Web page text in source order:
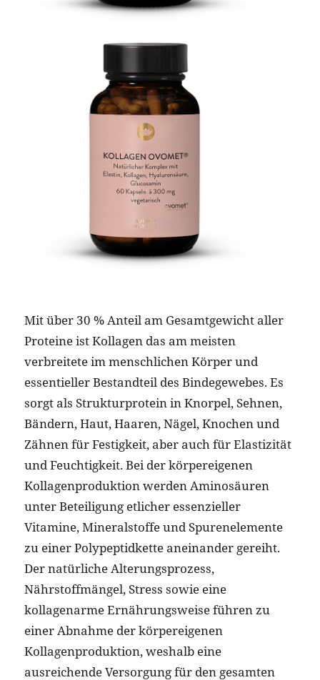
Mit über 30 % Anteil am Gesamtgewicht aller
Proteine ist Kollagen das am meisten
verbreitete im menschlichen Körper und
essentieller Bestandteil des Bindegewebes. Es
sorgt als Strukturprotein in Knorpel, Sehnen,
Bändern, Haut, Haaren, Nägel, Knochen und
Zähnen für Festigkeit, aber auch für Elastizität
und Feuchtigkeit. Bei der körpereigenen
Kollagenproduktion werden Aminosäuren
unter Beteiligung etlicher essenzieller
Vitamine, Mineralstoffe und Spurenelemente
zu einer Polypeptidkette aneinander gereiht.
Der natürliche Alterungsprozess,
Nährstoffmängel, Stress sowie eine
kollagenarme Ernährungsweise führen zu
einer Abnahme der körpereigenen
Kollagenproduktion, weshalb eine
ausreichende Versorgung für den gesamten